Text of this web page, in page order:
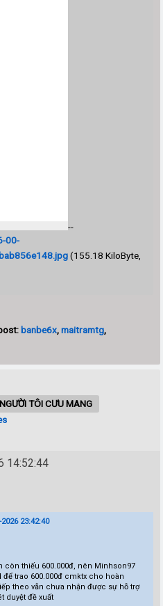
--
00-
(155.18 KiloByte,
banbe6x,maitramtg,
NGƯỜI TÔI CƯU MANG
14:52:44
23:42:40
còn thiếu 600.000đ, nên Minhson97
để trao 600.000đ cmktx cho hoàn
theo vẫn chưa nhận được sự hỗ trợ
duyệt đề xuất